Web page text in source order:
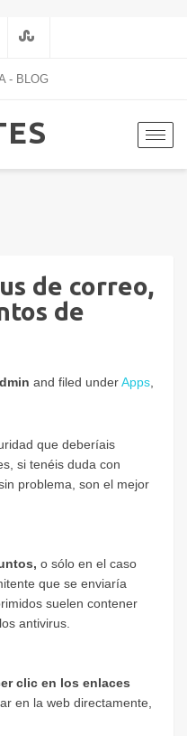
- BLOG
de correo,
de
and filed underApps
que deberíais
si tenéis duda con
problema, son el mejor
o sólo en el caso
que se enviaría
suelen contener
antivirus.
clic en los enlaces
en la web directamente,